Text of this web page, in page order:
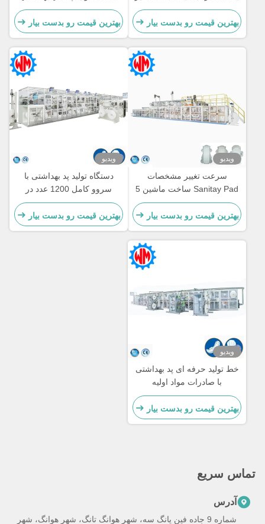
و نگهداری
بهترین قیمت رو بدست بیار
1500 تا/دقيقه
بهترین قیمت رو بدست بیار
ویدیو
سرعت تغییر مشخصات
Sanitay Pad ساخت ماشین 5
اندازه سفارشی
بهترین قیمت رو بدست بیار
ویدیو
دستگاه تولید پد بهداشتی با
سروو کامل 1200 عدد در
دقیقه، 98% راندمان، تولید
پایدار
بهترین قیمت رو بدست بیار
ویدیو
خط تولید حرفه ای پد بهداشتی
با صادرات مواد اولیه
بهترین قیمت رو بدست بیار
تماس سریع
آدرس
شماره 9 جاده فين يانگ سه، شهر هوانگ تانگ، شهر هوانگ، شهر